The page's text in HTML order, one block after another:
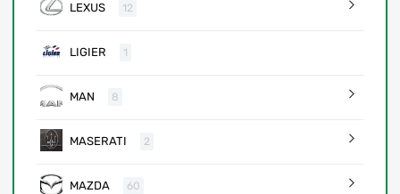
LEXUS 12
LIGIER 1
MAN 8
MASERATI 2
MAZDA 60